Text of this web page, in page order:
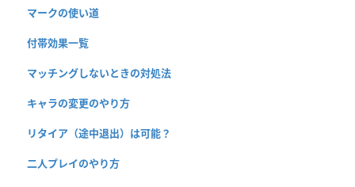
マークの使い道
付帯効果一覧
マッチングしないときの対処法
キャラの変更のやり方
リタイア（途中退出）は可能？
二人プレイのやり方